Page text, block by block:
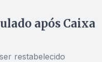
após Caixa
restabelecido